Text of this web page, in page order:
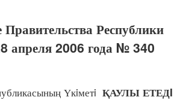
Правительства Республики
апреля 2006 года № 340
Үкiметi ҚАУЛЫ ЕТЕДI